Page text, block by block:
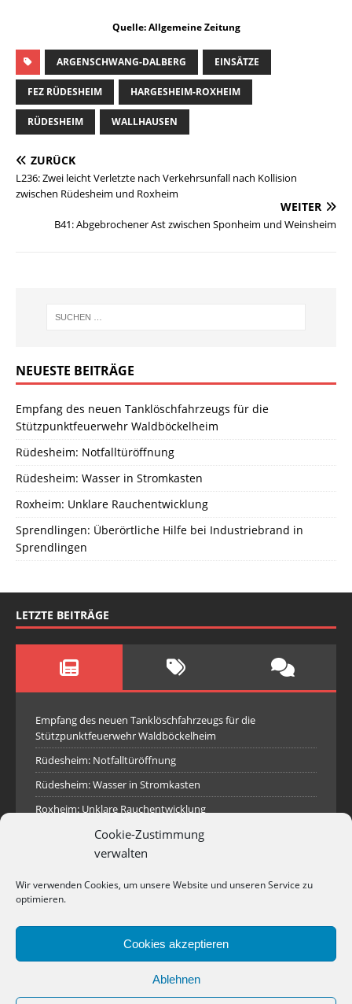
Cookie-Zustimmung
verwalten
Wir verwenden Cookies, um unsere Website und unseren Service zu
optimieren.
Cookies akzeptieren
Ablehnen
Quelle: Allgemeine Zeitung
ARGENSCHWANG-DALBERG EINSÄTZE
FEZ RÜDESHEIM HARGESHEIM-ROXHEIM
RÜDESHEIM WALLHAUSEN
ZURÜCK
L236: Zwei leicht Verletzte nach Verkehrsunfall nach Kollision
zwischen Rüdesheim und Roxheim
WEITER
B41: Abgebrochener Ast zwischen Sponheim und Weinsheim
NEUESTE BEITRÄGE
Empfang des neuen Tanklöschfahrzeugs für die
Stützpunktfeuerwehr Waldböckelheim
Rüdesheim: Notfalltüröffnung
Rüdesheim: Wasser in Stromkasten
Roxheim: Unklare Rauchentwicklung
Sprendlingen: Überörtliche Hilfe bei Industriebrand in
Sprendlingen
LETZTE BEITRÄGE
Empfang des neuen Tanklöschfahrzeugs für die
Stützpunktfeuerwehr Waldböckelheim
Rüdesheim: Notfalltüröffnung
Rüdesheim: Wasser in Stromkasten
Roxheim: Unklare Rauchentwicklung
Sprendlingen: Überörtliche Hilfe bei Industriebrand in
Sprendlingen
Rüdesheim: Aufgerissener Dieseltank
Industriepark Pferdsfeld: Brand eines Holzpolter